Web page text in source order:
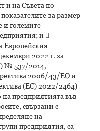
и на Съвета по
за размер
и големите
и 
Европейския
2022 г. за
№ 537/2014,
2006/43/ЕО и
(ЕС) 2022/2464)
предприятията във
свързани с
на
предприятия, са